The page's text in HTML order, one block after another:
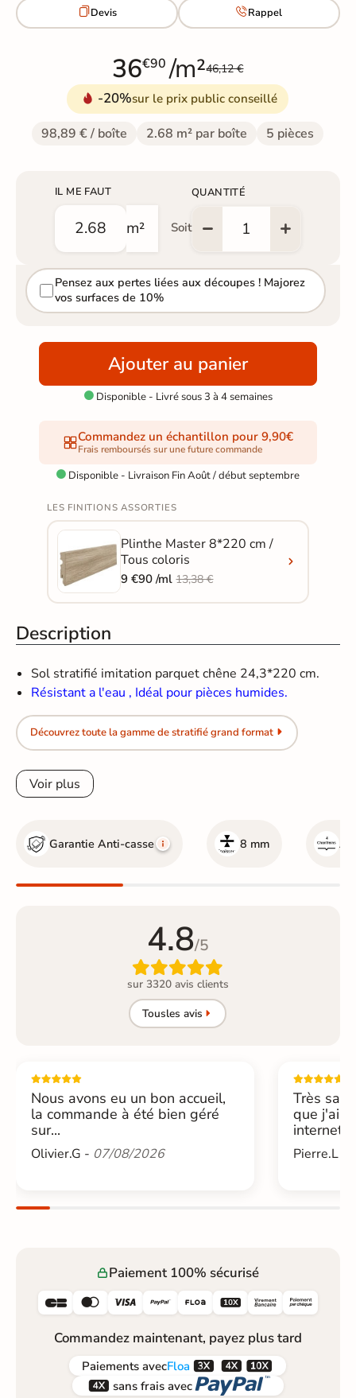
Devis Rappel
36€90 /m²46,12 €
-20%sur le prix public conseillé
98,89 € / boîte 2.68 m² par boîte 5 pièces
IL ME FAUT
m² Soit
QUANTITÉ
Pensez aux pertes liées aux découpes ! Majorez
vos surfaces de 10%
Ajouter au panier
Disponible - Livré sous 3 à 4 semaines
Commandez un échantillon pour 9,90€
Frais remboursés sur une future commande
 Disponible - Livraison Fin Août / début septembre
LES FINITIONS ASSORTIES
Plinthe Master 8*220 cm /
Tous coloris
9 €90 /ml13,38 €
Description
Sol stratifié imitation parquetchêne 24,3*220 cm.
Résistant a l'eau , Idéal pour pièces humides.
Découvrez toute la gamme de stratifié grand format
Voir plus
Garantie Anti-casse 8 mm
4.8/5

sur 3320 avis clients
Tousles avis
Nous avons eu un bon accueil,
la commande à été bien géré
sur...
Olivier.G - 07/08/2026
Très
que j'ai
internet....
Pierre.L -
Paiement 100% sécurisé
     
Commandez maintenant, payez plus tard
Paiements avecFloa  
 sans frais avec 